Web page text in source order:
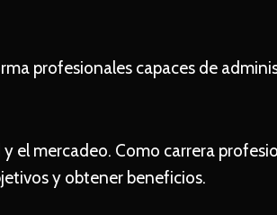
profesionales capaces de
el mercadeo. Como carrera
y obtener beneficios.